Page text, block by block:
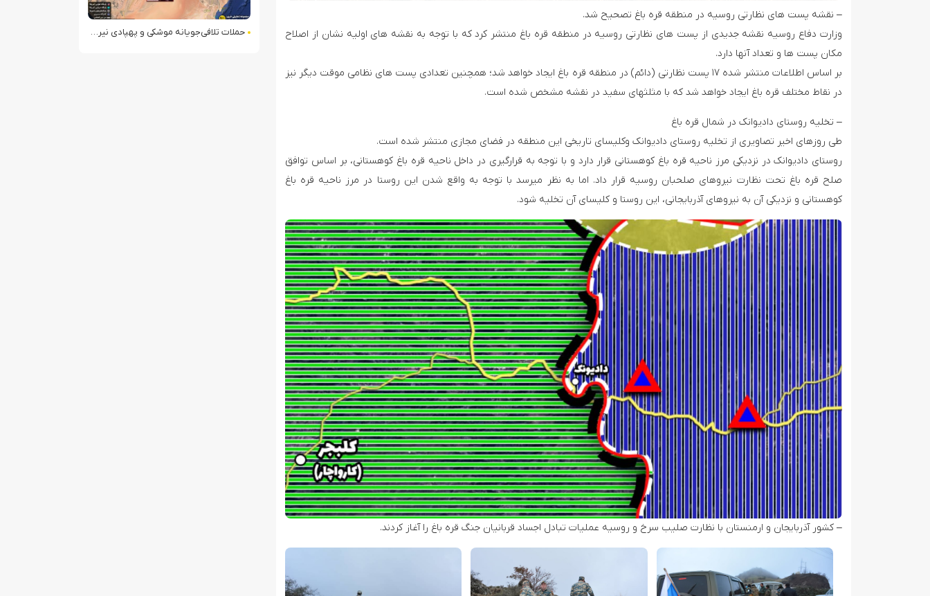
– نقشه پست های نظارتی روسیه در منطقه قره باغ تصحیح شد.
وزارت دفاع روسیه نقشه جدیدی از پست های نظارتی روسیه در منطقه قره باغ منتشر کرد که با توجه به نقشه های اولیه نشان از اصلاح
مکان پست ها و تعداد آنها دارد.
بر اساس اطلاعات منتشر شده ۱۷ پست نظارتی (دائم) در منطقه قره باغ ایجاد خواهد شد؛ همچنین تعدادی پست های نظامی موقت دیگر نیز
در نقاط مختلف قره باغ ایجاد خواهد شد که با مثلثهای سفید در نقشه مشخص شده است.
– تخلیه روستای دادیوانک در شمال قره باغ
طی روزهای اخیر تصاویری از تخلیه روستای دادیوانک وکلیسای تاریخی این منطقه در فضای مجازی منتشر شده است.
روستای دادیوانک در نزدیکی مرز ناحیه قره باغ کوهستانی قرار دارد و با توجه به قرارگیری در داخل ناحیه قره باغ کوهستانی، بر اساس توافق
صلح قره باغ تحت نظارت نیروهای صلحبان روسیه قرار داد. اما به نظر میرسد با توجه به واقع شدن این روستا در مرز ناحیه قره باغ
کوهستانی و نزدیکی آن به نیروهای آذربایجانی، این روستا و کلیسای آن تخلیه شود.
– کشور آذربایجان و ارمنستان با نظارت صلیب سرخ و روسیه عملیات تبادل اجساد قربانیان جنگ قره باغ را آغاز کردند.
حملات تلافی‌جویانه موشکی و پهپادی نیروهای مسلح ایران به مواضع آمریکا در منطقه